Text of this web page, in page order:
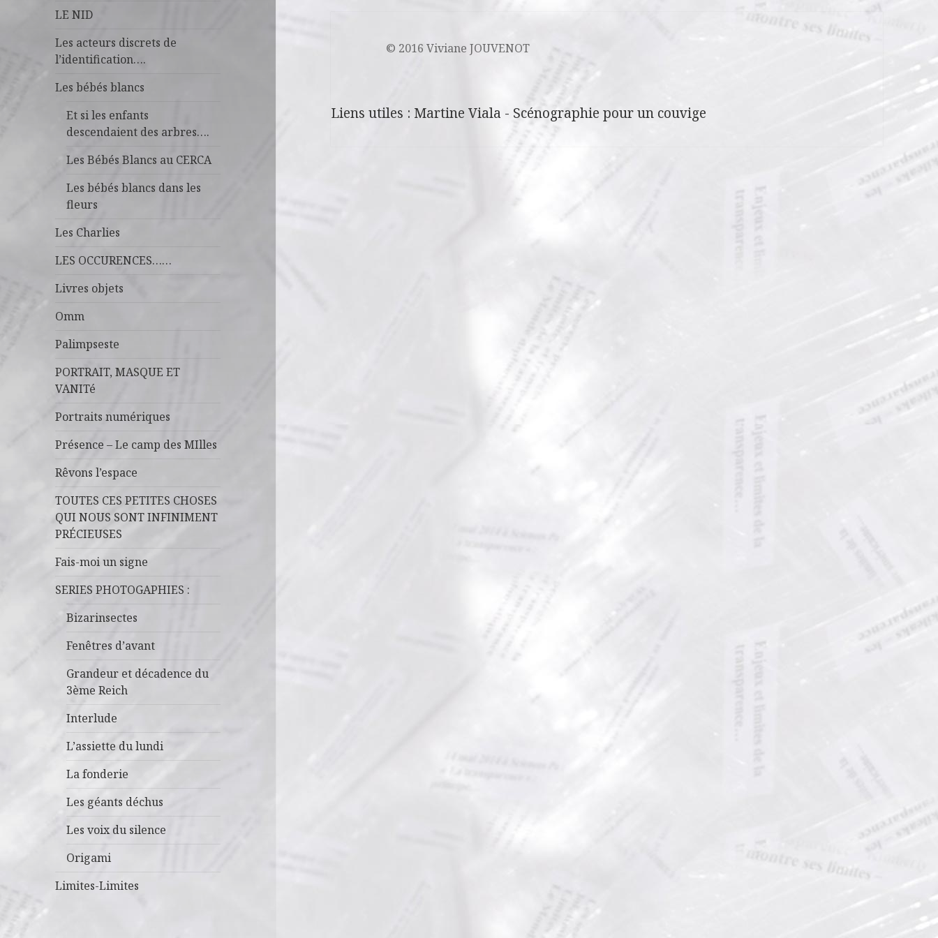
LE NID
Les acteurs discrets de
l’identification….
Les bébés blancs
Et si les enfants
descendaient des arbres….
Les Bébés Blancs au CERCA
Les bébés blancs dans les
fleurs
Les Charlies
LES OCCURENCES……
Livres objets
Omm
Palimpseste
PORTRAIT, MASQUE ET
VANITé
Portraits numériques
Présence – Le camp des MIlles
Rêvons l’espace
TOUTES CES PETITES CHOSES
QUI NOUS SONT INFINIMENT
PRÉCIEUSES
Fais-moi un signe
SERIES PHOTOGAPHIES :
Bizarinsectes
Fenêtres d’avant
Grandeur et décadence du
3ème Reich
Interlude
L’assiette du lundi
La fonderie
Les géants déchus
Les voix du silence
Origami
Limites-Limites
© 2016 Viviane JOUVENOT
Liens utiles : Martine Viala - Scénographie pour un couvige